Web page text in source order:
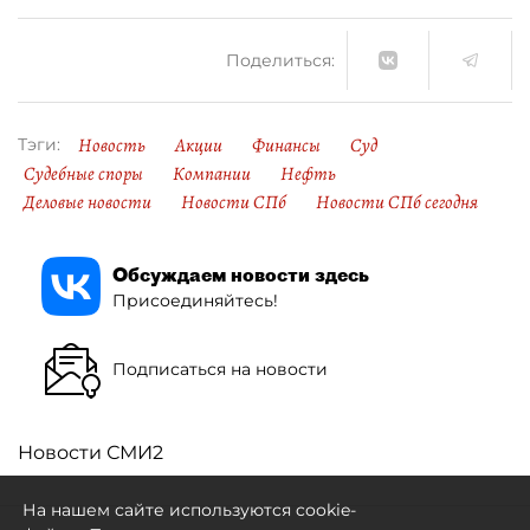
Поделиться:
Тэги: Новость Акции Финансы
Суд
Судебные споры
Компании
Нефть
Деловые новости
Новости СПб Новости СПб сегодня
Обсуждаем новости здесь
Присоединяйтесь!
Подписаться на новости
Новости СМИ2
На нашем сайте используются cookie-